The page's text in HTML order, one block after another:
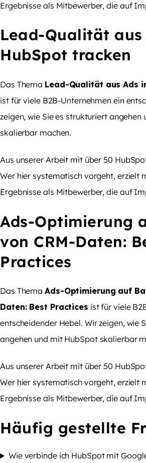
Ergebnisse als Mitbewerber, die auf
Lead-Qualität aus
HubSpot tracken
Das Thema Lead-Qualität aus Ads
ist für viele B2B-Unternehmen ein
zeigen, wie Sie es strukturiert angehen
skalierbar machen.
Aus unserer Arbeit mit über 50
Wer hier systematisch vorgeht, erzielt
Ergebnisse als Mitbewerber, die auf
Ads-Optimierung
von CRM-Daten:
Practices
Das Thema Ads-Optimierung auf
Daten: Best Practices ist für viele
entscheidender Hebel. Wir zeigen, wie
angehen und mit HubSpot skalierbar
Aus unserer Arbeit mit über 50
Wer hier systematisch vorgeht, erzielt
Ergebnisse als Mitbewerber, die auf
Häufig gestellte
Wie verbinde ich HubSpot mit